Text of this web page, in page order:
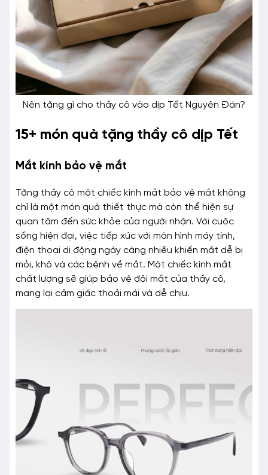
Nên tặng gì cho thầy cô vào dịp Tết Nguyên Đán?
15+ món quà tặng thầy cô dịp Tết
Mắt kính bảo vệ mắt
Tặng thầy cô một chiếc kính mắt bảo vệ mắt không
chỉ là một món quà thiết thực mà còn thể hiện sự
quan tâm đến sức khỏe của người nhận. Với cuộc
sống hiện đại, việc tiếp xúc với màn hình máy tính,
điện thoại di động ngày càng nhiều khiến mắt dễ bị
mỏi, khô và các bệnh về mắt. Một chiếc kính mắt
chất lượng sẽ giúp bảo vệ đôi mắt của thầy cô,
mang lại cảm giác thoải mái và dễ chịu.